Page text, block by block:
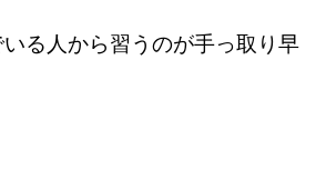
る人から習うのが手っ取り早